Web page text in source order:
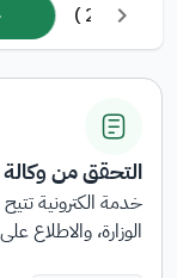
خدمات التحقق ( 12 )
التحقق من وكالة
خدمة الكترونية
الوزارة، والاطلاع